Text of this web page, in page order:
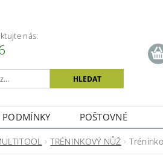
nás:
POŠTOVNÉ
TRÉNINKOVÝ NŮŽ